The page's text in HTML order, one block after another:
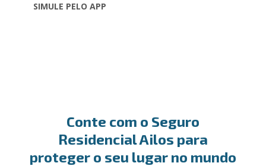
SIMULE PELO APP
Conte com o Seguro
Residencial Ailos para
proteger o seu lugar no mundo